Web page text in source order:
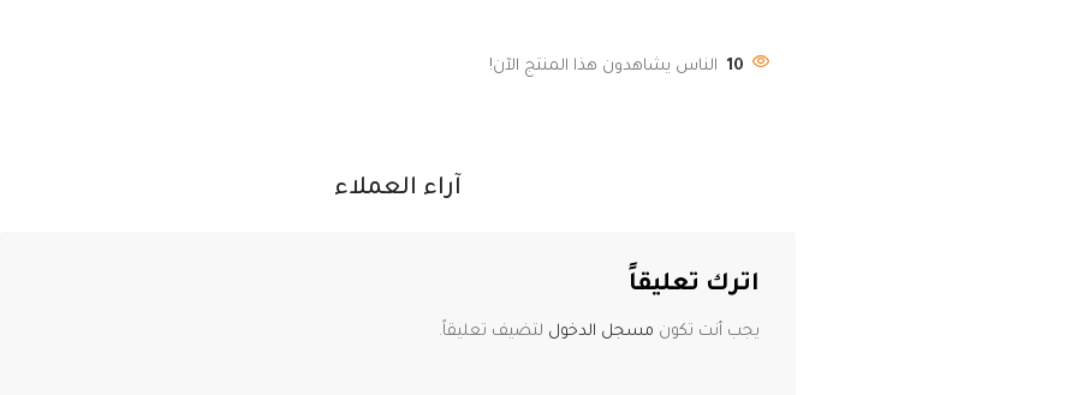
10 الناس يشاهدون هذا المنتج الآن!
آراء العملاء
اترك تعليقاً
يجب أنت تكون مسجل الدخول لتضيف تعليقاً.